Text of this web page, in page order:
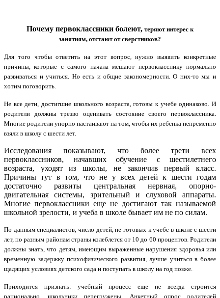
Почему первоклассники болеют, теряют интерес к
занятиям, отстают от сверстников?
Для того чтобы ответить на этот вопрос, нужно выявить конкретные
причины, которые с самого начала мешают первокласснику нормально
развиваться и учиться. Но есть и общие закономерности. О них-то мы и
хотим поговорить.
Не все дети, достигшие школьного возраста, готовы к учебе одинаково. И
родители должны трезво оценивать состояние своего первоклассника.
Многие родители упорно настаивают на том, чтобы их ребенка непременно
взяли в школу с шести лет.
Исследования показывают, что более трети всех
первоклассников, начавших обучение с шестилетнего
возраста, уходят из школы, не закончив первый класс.
Причины тут в том, что не у всех детей к шести годам
достаточно развиты центральная нервная, опорно-
двигательная системы, зрительный и слуховой аппараты.
Многие первоклассники еще не достигают так называемой
школьной зрелости, и учеба в школе бывает им не по силам.
По данным специалистов, число детей, не готовых к учебе в школе с шести
лет, по разным районам страны колеблется от 10 до 60 процентов. Родители
должны знать, что детям, имеющим выраженные нарушения здоровья или
временную задержку психофизического развития, лучше учиться в более
щадящих условиях детского сада и поступать в школу на год позже.
Приходится признать: учебный процесс еще не всегда строится
рационально, школьники перегружены. Анкетный опрос родителей